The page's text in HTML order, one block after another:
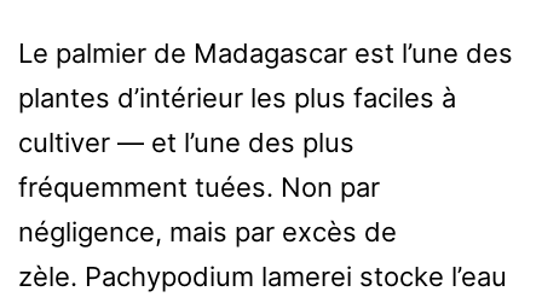
Le palmier de Madagascar est l’une des
plantes d’intérieur les plus faciles à
cultiver — et l’une des plus
fréquemment tuées. Non par
négligence, mais par excès de
zèle. Pachypodium lamerei stocke l’eau